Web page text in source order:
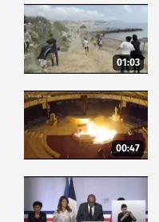
01:03
00:47